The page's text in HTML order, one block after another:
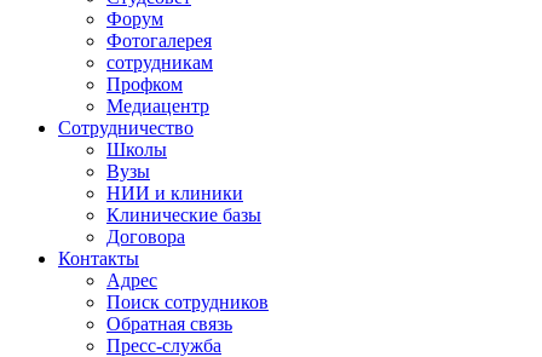
Форум
Фотогалерея
сотрудникам
Профком
Медиацентр
Сотрудничество
Школы
Вузы
НИИ и клиники
Клинические базы
Договора
Контакты
Адрес
Поиск сотрудников
Обратная связь
Пресс-служба